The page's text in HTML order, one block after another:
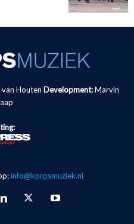
Houten Development: Marvin
info@korpsmuziek.nl